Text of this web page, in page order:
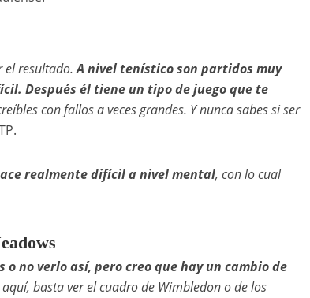
el resultado.A nivel tenístico son partidos muy
Después él tiene un tipo de juego que te
con fallos a veces grandes. Y nunca sabes si ser
realmente difícil a nivel mental, con lo cual
no verlo así, pero creo que hay un cambio de
basta ver el cuadro de Wimbledon o de los